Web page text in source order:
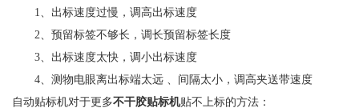
1、出标速度过慢，调高出标速度
2、预留标签不够长，调长预留标签长度
3、出标速度太快，调小出标速度
4、测物电眼离出标端太远 、间隔太小，调高夹送带速度
自动贴标机对于更多不干胶贴标机贴不上标的方法：